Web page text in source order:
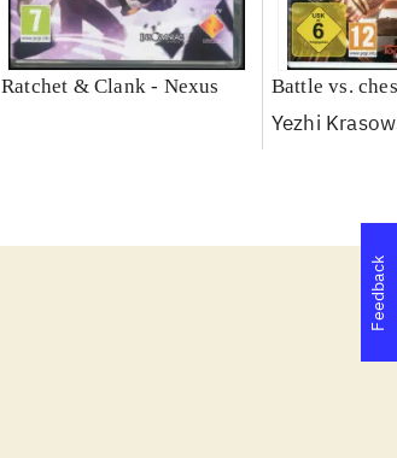
Ratchet & Clank - Nexus Battle vs.
Yezhi
Feedback